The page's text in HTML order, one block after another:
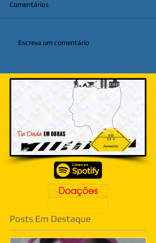
Comentários
Escreva um comentário
Doações
Posts Em Destaque